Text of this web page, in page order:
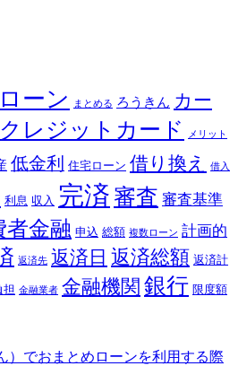
ーン まとめる ろうきん カー
クレジットカード メリット
低金利 住宅ローン 借り換え 借入
利息 収入 完済 審査 審査基準
者金融 申込 総額 複数ローン 計画的
返済先 返済日 返済総額 返済計
担 金融業者 金融機関 銀行 限度額
）でおまとめローンを利用する際